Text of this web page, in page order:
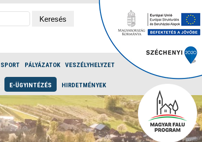
SPORT PÁLYÁZATOK VESZÉLYHELYZET
E-ÜGYINTÉZÉS HIRDETMÉNYEK